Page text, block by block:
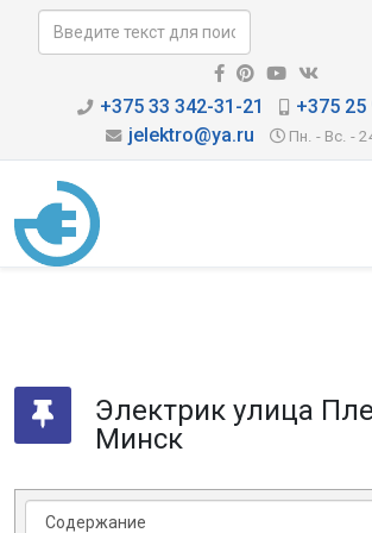
+375 33 342-31-21
+375 25
jelektro@ya.ru
Пн. - Вс. -
Электрик улица
Минск